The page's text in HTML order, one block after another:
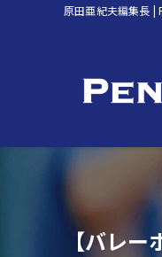
原田亜紀夫編集長 |
【バレ